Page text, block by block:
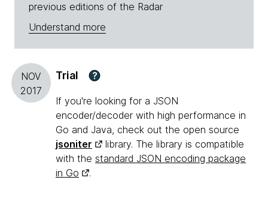
previous editions of the Radar
Understand more
NOV
2017
Trial ?
If you're looking for a JSON
encoder/decoder with high performance in
Go and Java, check out the open source
jsoniter
library. The library is compatible
with the standard JSON encoding package
in Go
.